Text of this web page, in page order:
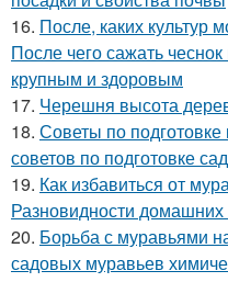
16. После, каких культур
После чего сажать
крупным и здоровым
17. Черешня высота
18. Советы по подготовке
советов по подготовке
19. Как избавиться от
Разновидности
20. Борьба с муравьями
садовых муравьев